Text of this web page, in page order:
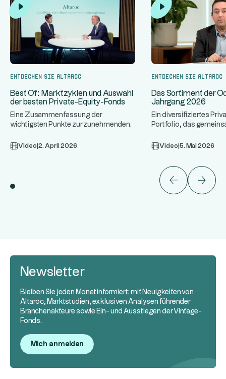
Entdecken Sie Altaroc
Best Of: Marktzyklen und Auswahl
der besten Private-Equity-Fonds
Eine Zusammenfassung der
wichtigsten Punkte zur zunehmenden
Private...
Video 2. April 2026
Entdecken Sie Altaroc
Das Sortiment der
Jahrgang 2026
Ein diversifiziertes
Portfolio, das
w...Video 5. Mai 2026
Newsletter
Bleiben Sie jeden Monat informiert: mit Neuigkeiten von
Altaroc, Marktstudien, exklusiven Analysen führender
Branchenakteure sowie Ein- und Ausstiegen der Vintage-
Fonds.
Mich anmelden